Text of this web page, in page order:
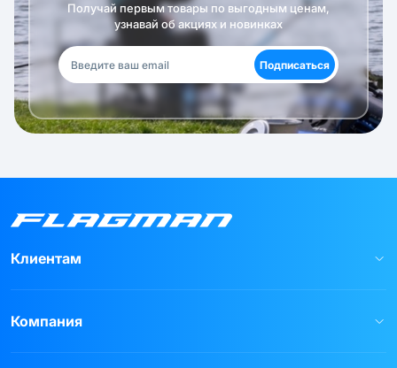
Получай первым товары по выгодным ценам,
узнавай об акциях и новинках
Подписаться
Клиентам
Компания